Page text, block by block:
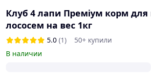
Клуб 4 лапи Преміум корм для
лососем на вес 1кг
5.0 (1)
50+ купили
В наличии